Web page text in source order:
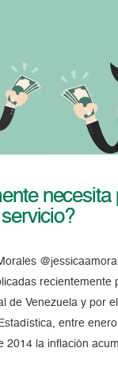
necesita
recientemente
de Venezuela y por
entre
2014 la inflación